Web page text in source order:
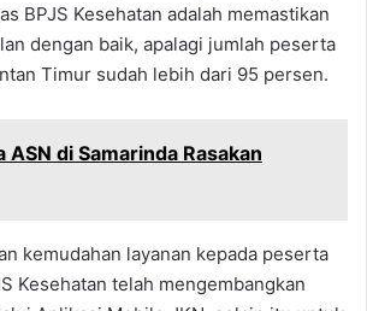
BPJS Kesehatan adalah memastikan
dengan baik, apalagi jumlah peserta
Timur sudah lebih dari 95 persen.
ASN di Samarinda Rasakan
kemudahan layanan kepada peserta
Kesehatan telah mengembangkan